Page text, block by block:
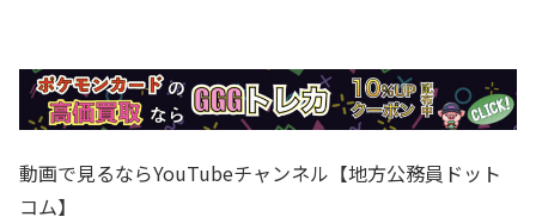
動画で見るならYouTubeチャンネル【地方公務員ドット
コム】